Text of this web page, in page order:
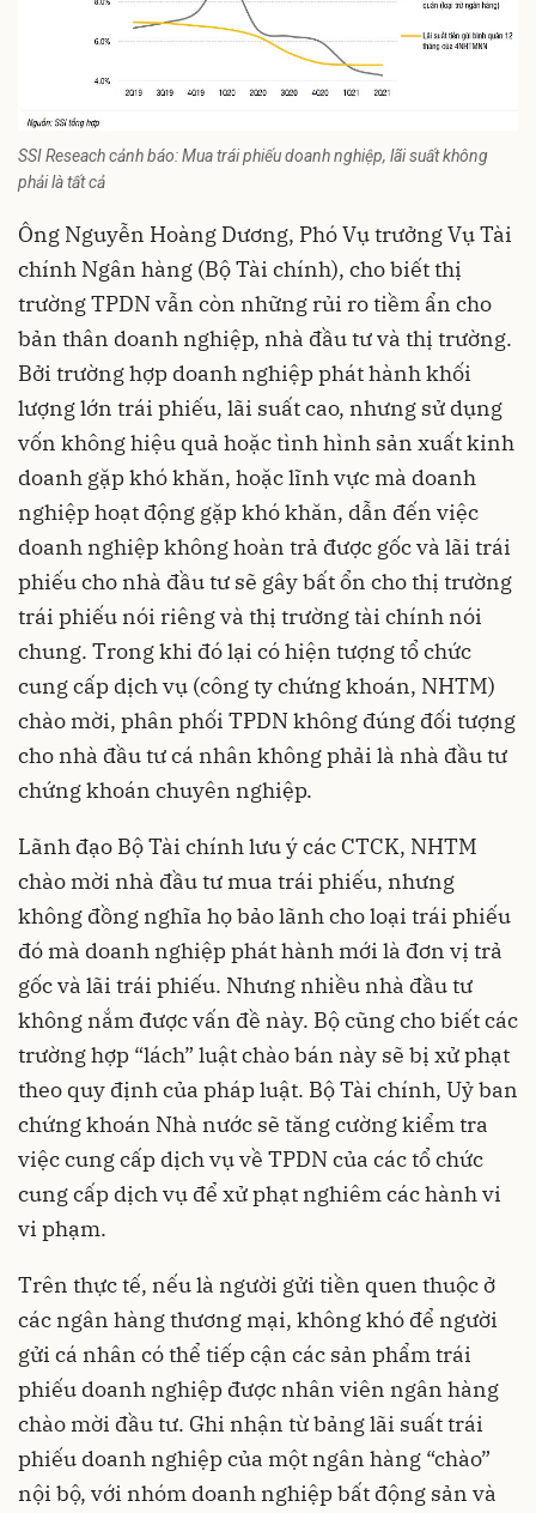
SSI Reseach cảnh báo: Mua trái phiếu doanh nghiệp, lãi suất không
phải là tất cả
Ông Nguyễn Hoàng Dương, Phó Vụ trưởng Vụ Tài
chính Ngân hàng (Bộ Tài chính), cho biết thị
trường TPDN vẫn còn những rủi ro tiềm ẩn cho
bản thân doanh nghiệp, nhà đầu tư và thị trường.
Bởi trường hợp doanh nghiệp phát hành khối
lượng lớn trái phiếu, lãi suất cao, nhưng sử dụng
vốn không hiệu quả hoặc tình hình sản xuất kinh
doanh gặp khó khăn, hoặc lĩnh vực mà doanh
nghiệp hoạt động gặp khó khăn, dẫn đến việc
doanh nghiệp không hoàn trả được gốc và lãi trái
phiếu cho nhà đầu tư sẽ gây bất ổn cho thị trường
trái phiếu nói riêng và thị trường tài chính nói
chung. Trong khi đó lại có hiện tượng tổ chức
cung cấp dịch vụ (công ty chứng khoán, NHTM)
chào mời, phân phối TPDN không đúng đối tượng
cho nhà đầu tư cá nhân không phải là nhà đầu tư
chứng khoán chuyên nghiệp.
Lãnh đạo Bộ Tài chính lưu ý các CTCK, NHTM
chào mời nhà đầu tư mua trái phiếu, nhưng
không đồng nghĩa họ bảo lãnh cho loại trái phiếu
đó mà doanh nghiệp phát hành mới là đơn vị trả
gốc và lãi trái phiếu. Nhưng nhiều nhà đầu tư
không nắm được vấn đề này. Bộ cũng cho biết các
trường hợp “lách” luật chào bán này sẽ bị xử phạt
theo quy định của pháp luật. Bộ Tài chính, Uỷ ban
chứng khoán Nhà nước sẽ tăng cường kiểm tra
việc cung cấp dịch vụ về TPDN của các tổ chức
cung cấp dịch vụ để xử phạt nghiêm các hành vi
vi phạm.
Trên thực tế, nếu là người gửi tiền quen thuộc ở
các ngân hàng thương mại, không khó để người
gửi cá nhân có thể tiếp cận các sản phẩm trái
phiếu doanh nghiệp được nhân viên ngân hàng
chào mời đầu tư. Ghi nhận từ bảng lãi suất trái
phiếu doanh nghiệp của một ngân hàng “chào”
nội bộ, với nhóm doanh nghiệp bất động sản và